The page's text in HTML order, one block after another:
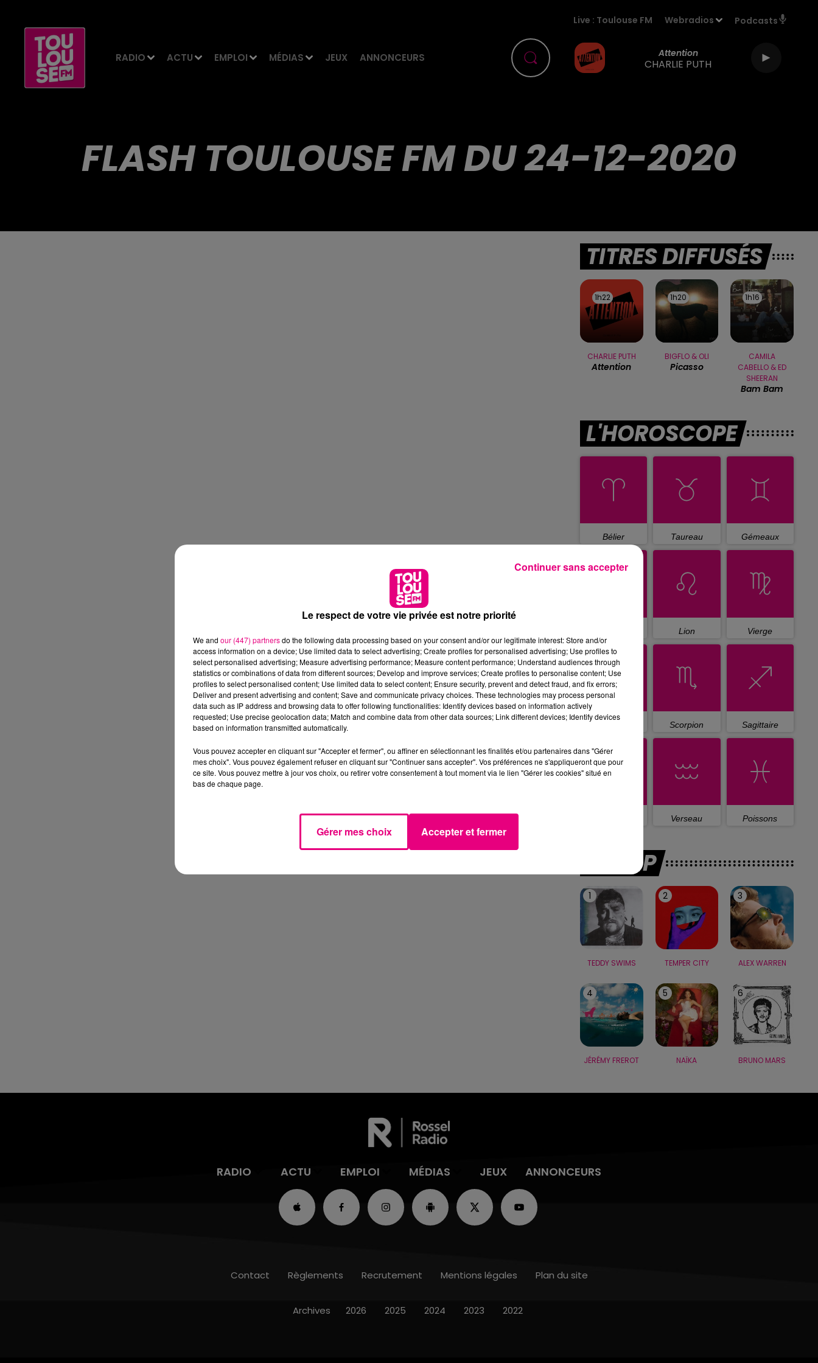
RADIO ACTU EMPLOI MÉDIAS JEUX ANNONCEURS
Live : Toulouse FM Webradios Podcasts
Attention
CHARLIE PUTH
FLASH TOULOUSE FM DU 24-12-2020
TITRES DIFFUSÉS
1h22
1h22
CHARLIE PUTH
Attention
1h20
1h20
BIGFLO & OLI
Picasso
1h16
1h16
CAMILA
CABELLO & ED
SHEERAN
Bam Bam
L'HOROSCOPE
Bélier Taureau Gémeaux
Lion Vierge
Scorpion Sagittaire
Verseau Poissons
LE TOP
1
TEDDY SWIMS
2
TEMPER CITY
3
ALEX WARREN
4
JÉRÉMY FREROT
5
NAÏKA
6
BRUNO MARS
RADIO ACTU EMPLOI MÉDIAS JEUX ANNONCEURS
Contact Règlements Recrutement Mentions légales Plan du site
Archives 2026 2025 2024 2023 2022
Le respect de votre vie privée est notre priorité
We and our (447) partnersdo the following data processing based on your consent and/or our legitimate interest: Store and/or
access information on a device; Use limited data to select advertising; Create profiles for personalised advertising; Use profiles to
select personalised advertising; Measure advertising performance; Measure content performance; Understand audiences through
statistics or combinations of data from different sources; Develop and improve services; Create profiles to personalise content; Use
profiles to select personalised content; Use limited data to select content; Ensure security, prevent and detect fraud, and fix errors;
Deliver and present advertising and content; Save and communicate privacy choices. These technologies may process personal
data such as IP address and browsing data to offer following functionalities: Identify devices based on information actively
requested; Use precise geolocation data; Match and combine data from other data sources; Link different devices; Identify devices
based on information transmitted automatically.
Vous pouvez accepter en cliquant sur "Accepter et fermer", ou affiner en sélectionnant les finalités et/ou partenaires dans "Gérer
mes choix". Vous pouvez également refuser en cliquant sur "Continuer sans accepter". Vos préférences ne s'appliqueront que pour
ce site. Vous pouvez mettre à jour vos choix, ou retirer votre consentement à tout moment via le lien "Gérer les cookies" situé en
bas de chaque page.
Gérer mes choix Accepter et fermer
Continuer sans accepter